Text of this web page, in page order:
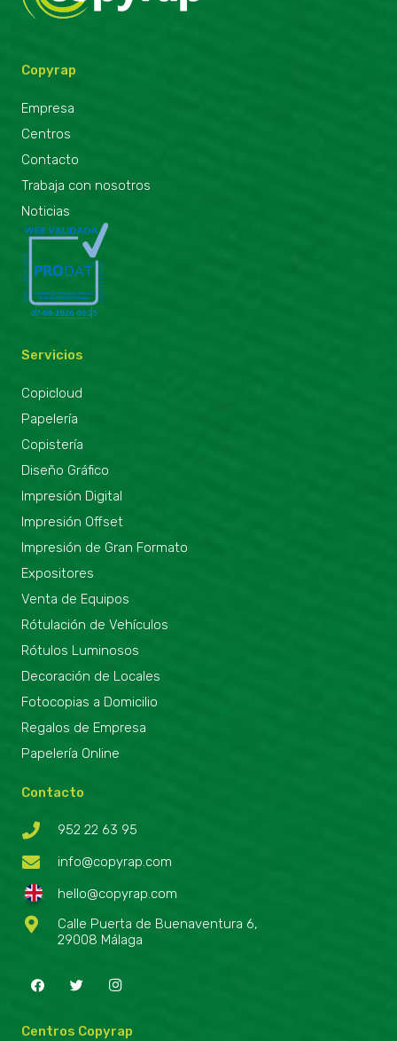
Copyrap
Empresa
Centros
Contacto
Trabaja con nosotros
Noticias
Servicios
Copicloud
Papelería
Copistería
Diseño Gráfico
Impresión Digital
Impresión Offset
Impresión de Gran Formato
Expositores
Venta de Equipos
Rótulación de Vehículos
Rótulos Luminosos
Decoración de Locales
Fotocopias a Domicilio
Regalos de Empresa
Papelería Online
Contacto
952 22 63 95
info@copyrap.com
hello@copyrap.com
Calle Puerta de Buenaventura 6,
29008 Málaga
Centros Copyrap